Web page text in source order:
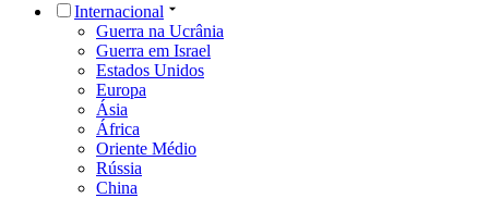
Internacional
Guerra na Ucrânia
Guerra em Israel
Estados Unidos
Europa
Ásia
África
Oriente Médio
Rússia
China